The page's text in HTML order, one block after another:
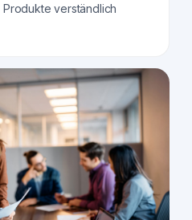
verständlich